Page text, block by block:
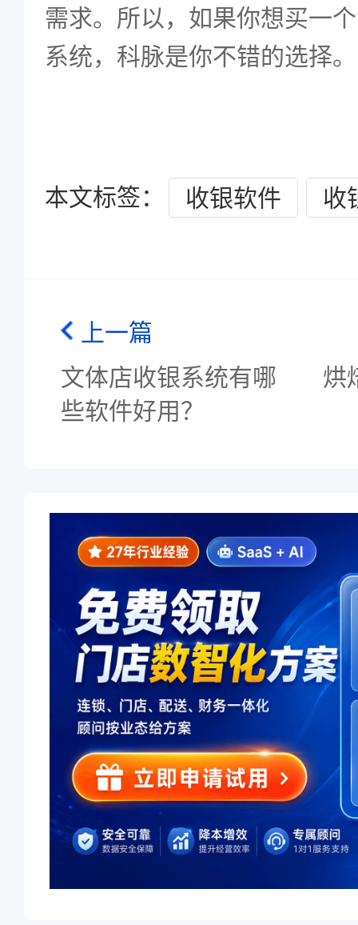
需求。所以，如果你想买一
系统，科脉是你不错的选择。
本文标签： 收银软件 收
上一篇
文体店收银系统有哪
些软件好用？
烘